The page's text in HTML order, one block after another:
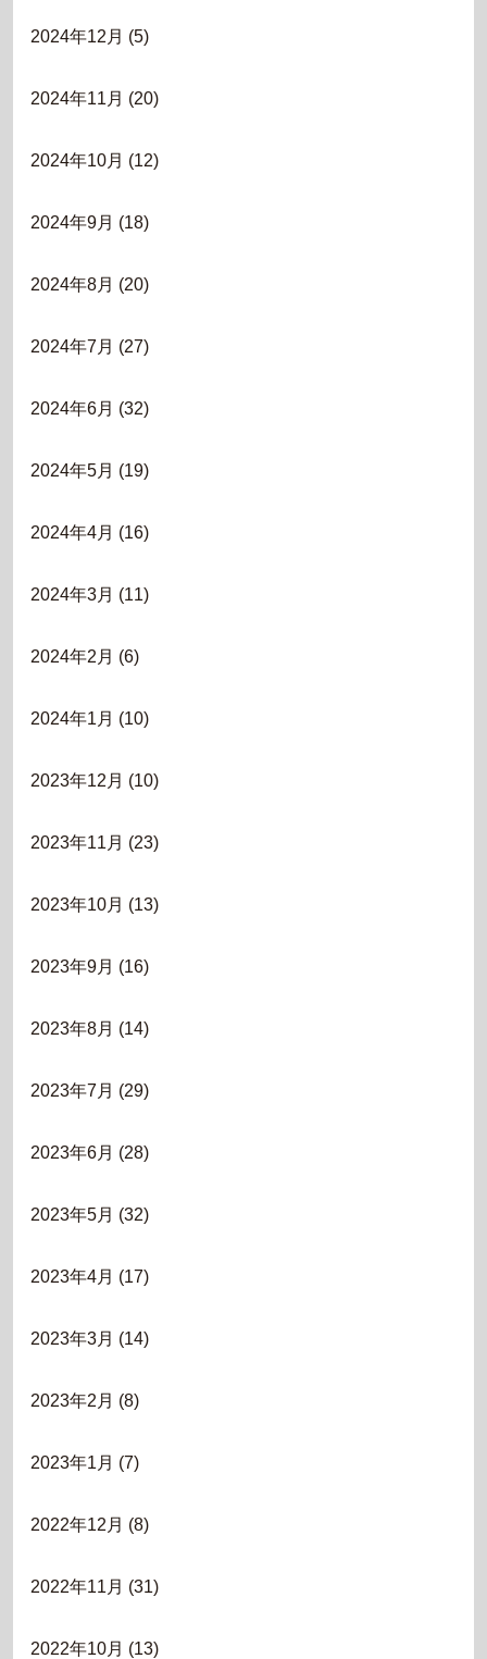
2024年12月 (5)
2024年11月 (20)
2024年10月 (12)
2024年9月 (18)
2024年8月 (20)
2024年7月 (27)
2024年6月 (32)
2024年5月 (19)
2024年4月 (16)
2024年3月 (11)
2024年2月 (6)
2024年1月 (10)
2023年12月 (10)
2023年11月 (23)
2023年10月 (13)
2023年9月 (16)
2023年8月 (14)
2023年7月 (29)
2023年6月 (28)
2023年5月 (32)
2023年4月 (17)
2023年3月 (14)
2023年2月 (8)
2023年1月 (7)
2022年12月 (8)
2022年11月 (31)
2022年10月 (13)